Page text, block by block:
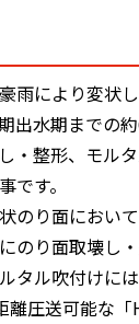
雨により変状
出水期までの
・整形、モル
です。
のり面におい
のり面取壊し・
タル吹付けに
離圧送可能な「